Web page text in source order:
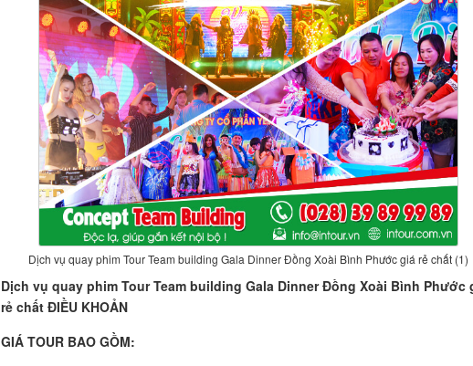
Dịch vụ quay phim Tour Team building Gala Dinner Đồng Xoài Bình Phước giá rẻ chất (1)
Dịch vụ quay phim Tour Team building Gala Dinner Đồng Xoài Bình Phước
rẻ chất ĐIỀU KHOẢN
GIÁ TOUR BAO GỒM: